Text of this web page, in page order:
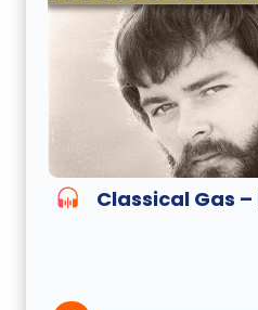
Classical Gas